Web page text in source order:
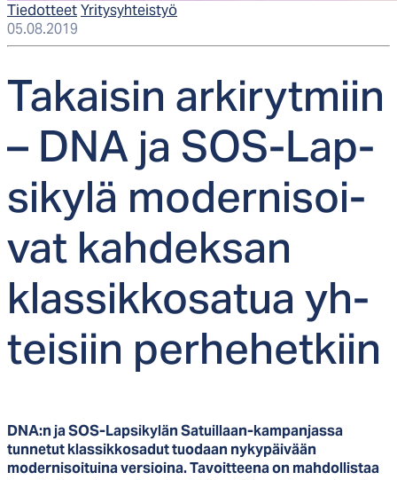
TiedotteetYritysyhteistyö
05.08.2019
Ta­kai­sin ar­ki­ryt­miin
– DNA ja SOS-Lap­
si­ky­lä mo­der­ni­soi­
vat kah­dek­san
klas­sik­ko­sa­tua yh­
tei­siin per­he­het­kiin
DNA:n ja SOS-Lapsikylän Satuillaan-kampanjassa
tunnetut klassikkosadut tuodaan nykypäivään
modernisoituina versioina. Tavoitteena on mahdollistaa